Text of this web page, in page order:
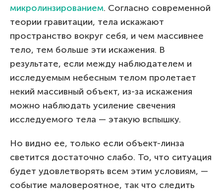
микролинзированием. Согласно современной
теории гравитации, тела искажают
пространство вокруг себя, и чем массивнее
тело, тем больше эти искажения. В
результате, если между наблюдателем и
исследуемым небесным телом пролетает
некий массивный объект, из-за искажения
можно наблюдать усиление свечения
исследуемого тела — этакую вспышку.
Но видно ее, только если объект-линза
светится достаточно слабо. То, что ситуация
будет удовлетворять всем этим условиям, —
событие маловероятное, так что следить